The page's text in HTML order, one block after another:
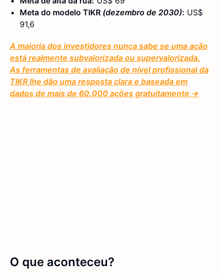
Meta do modelo TIKR (dezembro de 2030): US$
91,6
A maioria dos investidores nunca sabe se uma ação
está realmente subvalorizada ou supervalorizada.
As ferramentas de avaliação de nível profissional da
TIKR lhe dão uma resposta clara e baseada em
dados de mais de 60.000 ações gratuitamente →
O que aconteceu?